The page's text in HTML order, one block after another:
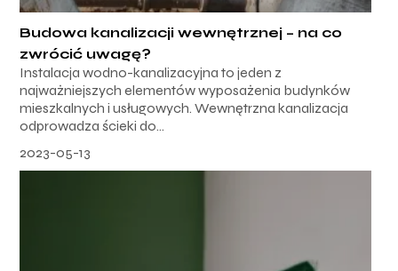
Budowa kanalizacji wewnętrznej – na co
zwrócić uwagę?
Instalacja wodno-kanalizacyjna to jeden z
najważniejszych elementów wyposażenia budynków
mieszkalnych i usługowych. Wewnętrzna kanalizacja
odprowadza ścieki do...
2023-05-13